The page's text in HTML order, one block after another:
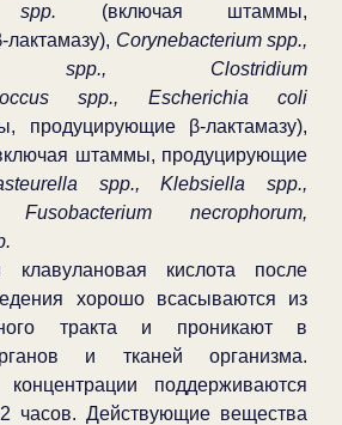
spp. (включая штаммы,
Corynebacterium spp.,
spp., Clostridium
spp., Escherichia coli
продуцирующие β-лактамазу),
штаммы, продуцирующие
spp., Klebsiella spp.,
necrophorum,
клавулановая кислота после
хорошо всасываются из
тракта и проникают в
и тканей организма.
концентрации поддерживаются
часов. Действующие вещества